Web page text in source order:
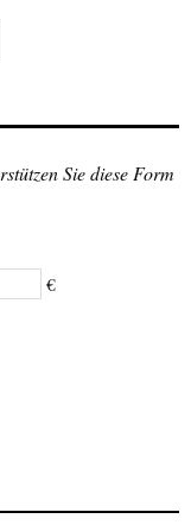
Sie diese Form
€